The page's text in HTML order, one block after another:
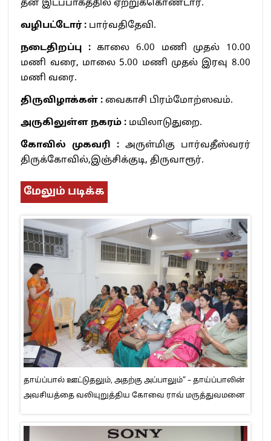
தன் இடப்பாகத்தில் ஏற்றுக்கொண்டார்.
வழிபட்டோர் : பார்வதிதேவி.
நடைதிறப்பு :காலை 6.00 மணி முதல் 10.00
மணி வரை, மாலை 5.00 மணி முதல் இரவு 8.00
மணி வரை.
திருவிழாக்கள் : வைகாசி பிரம்மோற்ஸவம்.
அருகிலுள்ள நகரம் : மயிலாடுதுறை.
கோவில் முகவரி : அருள்மிகு பார்வதீஸ்வரர்
திருக்கோவில்,இஞ்சிக்குடி, திருவாரூர்.
மேலும் படிக்க
தாய்ப்பால் ஊட்டுதலும், அதற்கு அப்பாலும்” – தாய்ப்பாலின்
அவசியத்தை வலியுறுத்திய கோவை ராவ் மருத்துவமனை